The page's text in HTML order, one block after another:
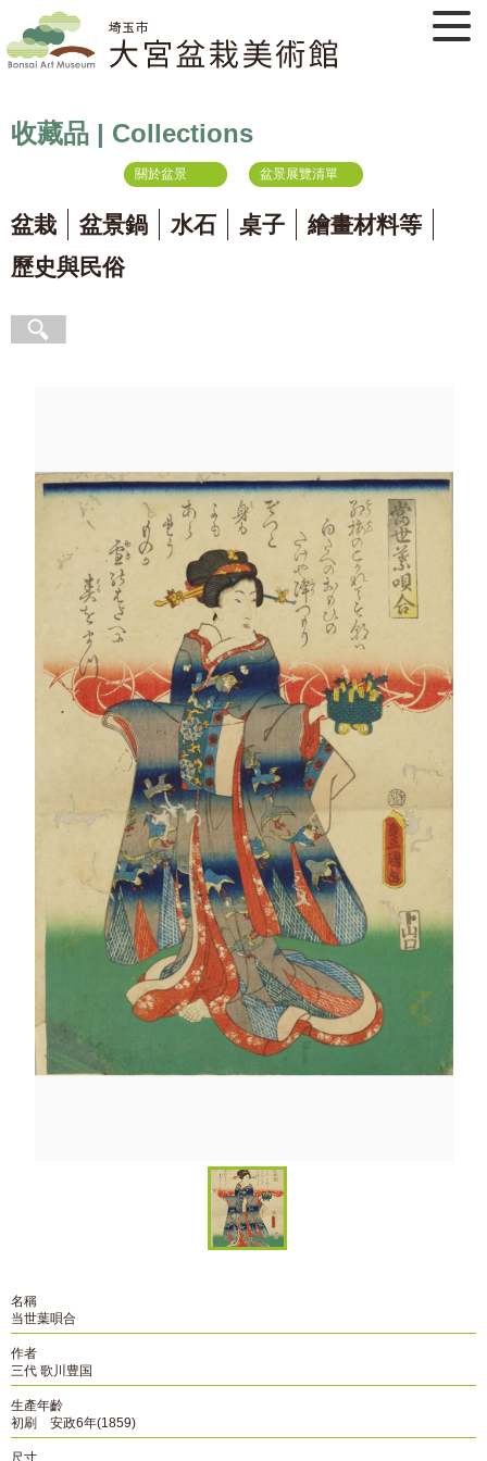
收藏品 | Collections
關於盆景 盆景展覽清單
盆栽 盆景鍋 水石 桌子
繪畫材料等
歷史與民俗
名稱
当世葉唄合
作者
三代 歌川豊国
生產年齡
初刷 安政6年(1859)